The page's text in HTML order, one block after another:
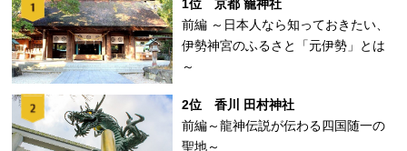
1位 京都 籠神社
前編 ～日本人なら知っておきたい、
伊勢神宮のふるさと「元伊勢」とは
～
2位 香川 田村神社
前編～龍神伝説が伝わる四国随一の
聖地～